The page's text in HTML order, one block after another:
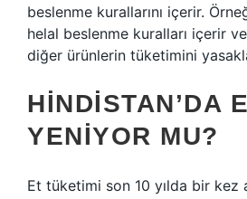
beslenme kurallarını içerir.
helal beslenme kuralları içerir
diğer ürünlerin tüketimini
HINDISTAN’DA
YENIYOR MU?
Et tüketimi son 10 yılda bir kez